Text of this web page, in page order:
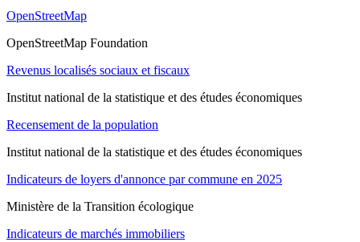
OpenStreetMap
OpenStreetMap Foundation
Revenus localisés sociaux et fiscaux
Institut national de la statistique et des études économiques
Recensement de la population
Institut national de la statistique et des études économiques
Indicateurs de loyers d'annonce par commune en 2025
Ministère de la Transition écologique
Indicateurs de marchés immobiliers